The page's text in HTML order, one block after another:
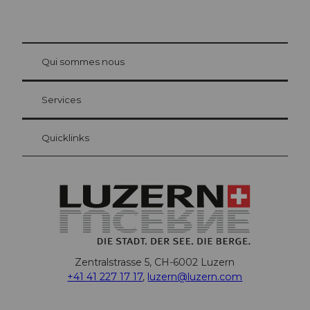
Carte d’hôte Lucerne
Vos avantages en tant qu'hôte pour la nuit
at Bre
Qui sommes nous
Services
Quicklinks
Zentralstrasse 5, CH-6002 Luzern
+41 41 227 17 17, luzern@luzern.com